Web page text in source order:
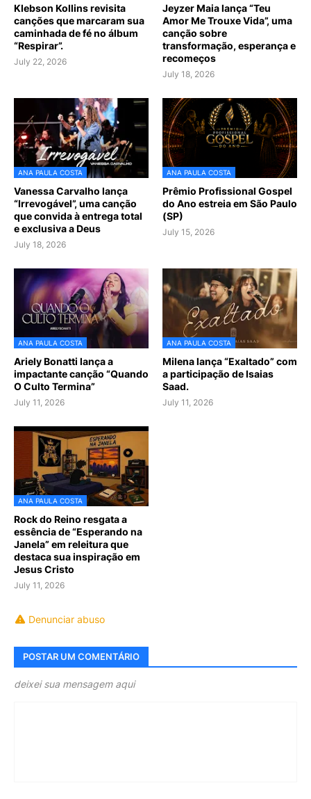
Klebson Kollins revisita
canções que marcaram sua
caminhada de fé no álbum
“Respirar”.
July 22, 2026
Jeyzer Maia lança “Teu
Amor Me Trouxe Vida”, uma
canção sobre
transformação, esperança e
recomeços
July 18, 2026
ANA PAULA COSTA
Vanessa Carvalho lança
“Irrevogável”, uma canção
que convida à entrega total
e exclusiva a Deus
July 18, 2026
ANA PAULA COSTA
Prêmio Profissional Gospel
do Ano estreia em São Paulo
(SP)
July 15, 2026
ANA PAULA COSTA
Ariely Bonatti lança a
impactante canção “Quando
O Culto Termina”
July 11, 2026
ANA PAULA COSTA
Milena lança “Exaltado” com
a participação de Isaias
Saad.
July 11, 2026
ANA PAULA COSTA
Rock do Reino resgata a
essência de “Esperando na
Janela” em releitura que
destaca sua inspiração em
Jesus Cristo
July 11, 2026
Denunciar abuso
POSTAR UM COMENTÁRIO
deixei sua mensagem aqui